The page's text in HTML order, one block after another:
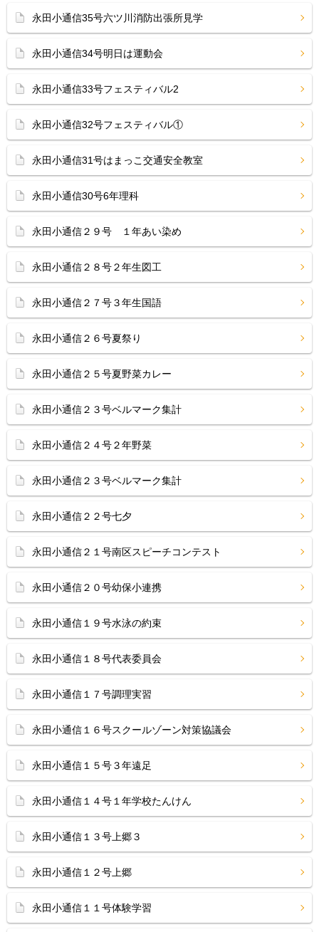
永田小通信35号六ツ川消防出張所見学
永田小通信34号明日は運動会
永田小通信33号フェスティバル2
永田小通信32号フェスティバル①
永田小通信31号はまっこ交通安全教室
永田小通信30号6年理科
永田小通信２９号 １年あい染め
永田小通信２８号２年生図工
永田小通信２７号３年生国語
永田小通信２６号夏祭り
永田小通信２５号夏野菜カレー
永田小通信２３号ベルマーク集計
永田小通信２４号２年野菜
永田小通信２３号ベルマーク集計
永田小通信２２号七夕
永田小通信２１号南区スピーチコンテスト
永田小通信２０号幼保小連携
永田小通信１９号水泳の約束
永田小通信１８号代表委員会
永田小通信１７号調理実習
永田小通信１６号スクールゾーン対策協議会
永田小通信１５号３年遠足
永田小通信１４号１年学校たんけん
永田小通信１３号上郷３
永田小通信１２号上郷
永田小通信１１号体験学習